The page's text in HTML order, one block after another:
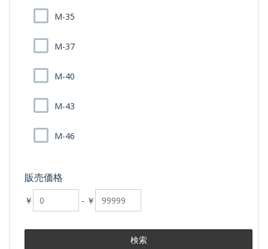
M-35
M-37
M-40
M-43
M-46
販売価格
￥ - ￥